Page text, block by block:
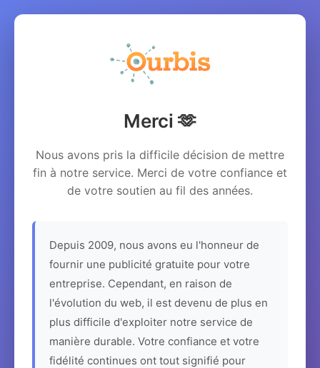
Merci 🫶
Nous avons pris la difficile décision de mettre
fin à notre service. Merci de votre confiance et
de votre soutien au fil des années.
Depuis 2009, nous avons eu l'honneur de
fournir une publicité gratuite pour votre
entreprise. Cependant, en raison de
l'évolution du web, il est devenu de plus en
plus difficile d'exploiter notre service de
manière durable. Votre confiance et votre
fidélité continues ont tout signifié pour